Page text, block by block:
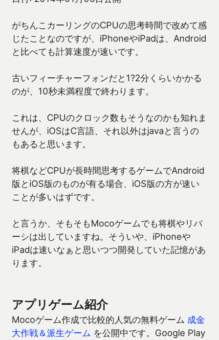
がちんこカーリングのCPUの思考時間で改めて感
じたことなのですが、iPhoneやiPadは、Android
と比べても計算速度が速いです。
古いフィーチャーフォンだと1?2分くらいかかる
のが、10秒未満程度で終わります。
これは、CPUのクロック数もそうなのかも知れま
せんが、iOSはC言語、それ以外はjavaと言うの
もあると思います。
将棋などCPUが長時間思考するゲームでAndroid
版とiOS版のものが有る場合、iOS版の方が速い
ことが多いはずです。
と言うか、そもそもMocoゲームでも将棋やリバ
ーシは出していますね。そういや、iPhoneや
iPadは速いなぁと思いつつ開発していた記憶があ
ります。
アプリゲーム紹介
Mocoゲーム作成で比較的人気の無料ゲーム 成金
大作戦＆派生ゲーム を公開中です。Google Play